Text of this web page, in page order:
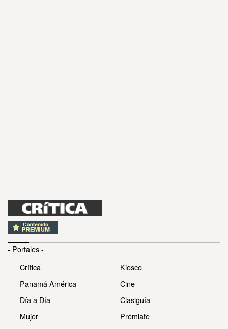
- Portales -
Crítica
Panamá América
Día a Día
Mujer
Kiosco
Cine
Clasiguía
Prémiate